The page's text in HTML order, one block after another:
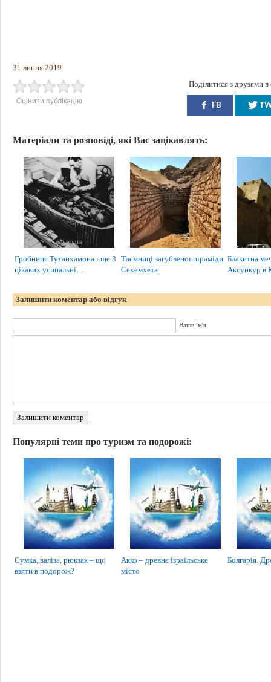
31 липня 2019
Оцінити публікацію
Поділитися з друзями
FB
Матеріали та розповіді, які Вас зацікавлять:
Гробниця Тутанхамона і ще 3
цікавих усипальні…
Таємниці загубленої піраміди
Сехемхета
Блакитна
Аксункур в
Залишити коментар або відгук
Ваше ім'я
Залишити коментар
Популярні теми про туризм та подорожі:
Сумка, валіза, рюкзак – що
взяти в подорож?
Акко – древнє ізраїльське
місто
Болгарія.